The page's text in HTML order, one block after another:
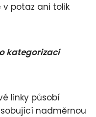
v potaz ani tolik
kategorizaci
linky působí
nadměrnou